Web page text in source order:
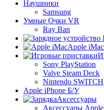
Наушники
Samsung
Умные Очки VR
Ray Ban
Apple iMac
Sony PlayStation
Valve Steam Deck
Nintendo SWITCH
Apple iPhone Б/У
Аксессуары
Аксессуары Apple